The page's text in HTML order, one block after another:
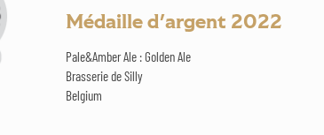
Médaille d'argent 2022
Pale&Amber Ale : Golden Ale
Brasserie de Silly
Belgium